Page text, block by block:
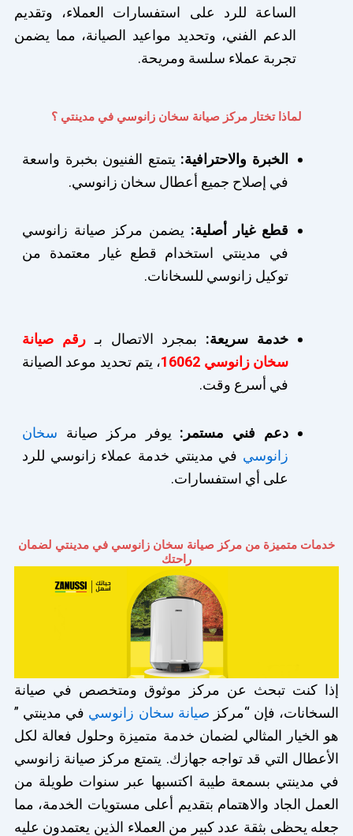
الساعة للرد على استفسارات العملاء، وتقديم
الدعم الفني، وتحديد مواعيد الصيانة، مما يضمن
تجربة عملاء سلسة ومريحة.
لماذا تختار مركز صيانة سخان زانوسي في مدينتي ؟
الخبرة والاحترافية: يتمتع الفنيون بخبرة واسعة
في إصلاح جميع أعطال سخان زانوسي.
قطع غيار أصلية: يضمن مركز صيانة زانوسي
في مدينتي استخدام قطع غيار معتمدة من
توكيل زانوسي للسخانات.
خدمة سريعة: بمجرد الاتصال بـرقم صيانة
سخان زانوسي 16062
، يتم تحديد موعد الصيانة
في أسرع وقت.
دعم فني مستمر: يوفر مركز صيانة سخان
زانوسي في مدينتي خدمة عملاء زانوسي للرد
على أي استفسارات.
خدمات متميزة من مركز صيانة سخان زانوسي في مدينتي لضمان
راحتك
إذا كنت تبحث عن مركز موثوق ومتخصص في صيانة
السخانات، فإن “مركز صيانة سخان زانوسي في مدينتي ”
هو الخيار المثالي لضمان خدمة متميزة وحلول فعالة لكل
الأعطال التي قد تواجه جهازك. يتمتع مركز صيانة زانوسي
في مدينتي بسمعة طيبة اكتسبها عبر سنوات طويلة من
العمل الجاد والاهتمام بتقديم أعلى مستويات الخدمة، مما
جعله يحظى بثقة عدد كبير من العملاء الذين يعتمدون عليه